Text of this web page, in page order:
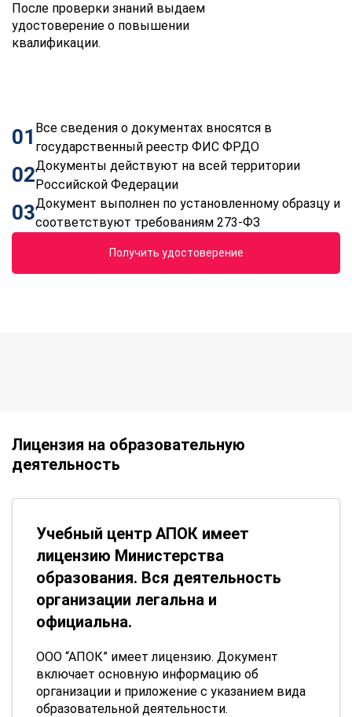
После проверки знаний выдаем
удостоверение о повышении
квалификации.
01 Все сведения о документах вносятся в
государственный реестр ФИС ФРДО
02Документы действуют на всей территории
Российской Федерации
03Документ выполнен по установленному образцу и
соответствуют требованиям 273-ФЗ
Получить удостоверение
Лицензия на образовательную
деятельность
Учебный центр АПОК имеет
лицензию Министерства
образования. Вся деятельность
организации легальна и
официальна.
ООО “АПОК” имеет лицензию. Документ
включает основную информацию об
организации и приложение с указанием вида
образовательной деятельности.